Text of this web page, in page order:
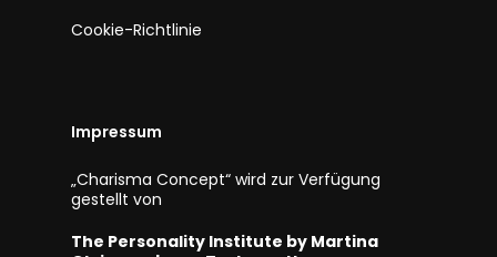
Cookie-Richtlinie
Impressum
„Charisma Concept“ wird zur Verfügung
gestellt von
The Personality Institute by Martina